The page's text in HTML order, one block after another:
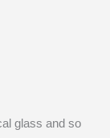
glass and so